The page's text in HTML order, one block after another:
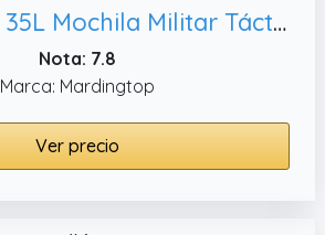
Mardingtop 35L Mochila Militar Táctica Bushcraft Mochilas de Trekking Mochilas con Cubierta de Lluvia Mochilas de Senderismo al Aire Libre para Camping,Viajar
Nota: 7.8
Marca: Mardingtop
Ver precio